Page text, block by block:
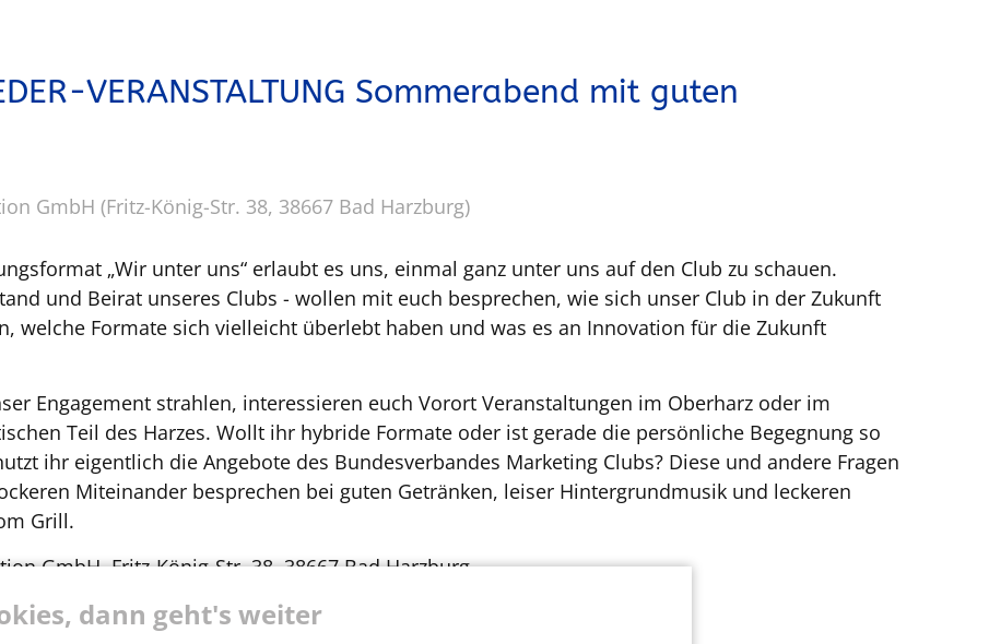
VERANSTALTUNG Sommerabend mit guten
GmbH (Fritz-König-Str. 38, 38667 Bad Harzburg)
„Wir unter uns“ erlaubt es uns, einmal ganz unter uns auf den Club zu schauen.
und Beirat unseres Clubs - wollen mit euch besprechen, wie sich unser Club in der Zukunft
welche Formate sich vielleicht überlebt haben und was es an Innovation für die Zukunft
Engagement strahlen, interessieren euch Vorort Veranstaltungen im Oberharz oder im
Teil des Harzes. Wollt ihr hybride Formate oder ist gerade die persönliche Begegnung so
ihr eigentlich die Angebote des Bundesverbandes Marketing Clubs? Diese und andere Fragen
Miteinander besprechen bei guten Getränken, leiser Hintergrundmusik und leckeren
Grill.
GmbH, Fritz-König-Str. 38, 38667 Bad Harzburg
dann geht's weiter